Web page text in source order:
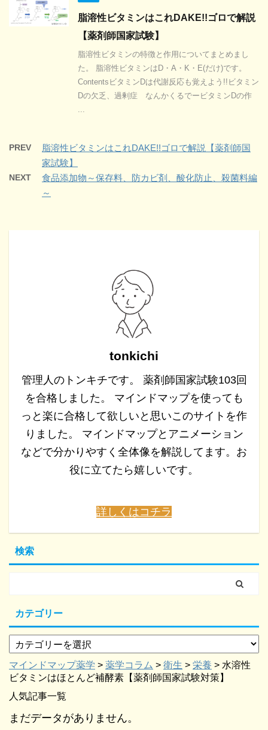
脂溶性ビタミンはこれDAKE!!ゴロで解説
【薬剤師国家試験】
脂溶性ビタミンの特徴と作用についてまとめまし
た。 脂溶性ビタミンはD・A・K・E(だけ)です。
ContentsビタミンDは代謝反応も覚えよう!!ビタミン
Dの欠乏、過剰症 なんかくるでービタミンDの作
PREV
脂溶性ビタミンはこれDAKE!!ゴロで解説【薬剤師国
家試験】
NEXT
食品添加物～保存料、防カビ剤、酸化防止、殺菌料編
～
tonkichi
管理人のトンキチです。 薬剤師国家試験103回
を合格しました。 マインドマップを使っても
っと楽に合格して欲しいと思いこのサイトを作
りました。 マインドマップとアニメーション
などで分かりやすく全体像を解説してます。お
役に立てたら嬉しいです。
詳しくはコチラ
検索
カテゴリー
マインドマップ薬学 > 薬学コラム > 衛生 > 栄養 > 水溶性
ビタミンはほとんど補酵素【薬剤師国家試験対策】
人気記事一覧
まだデータがありません。